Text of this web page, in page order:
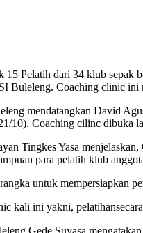
Pelatih dari 34 klub sepak
Buleleng. Coaching clinic
mendatangkan David
10). Coaching cilinc dibuka
Tingkes Yasa
para pelatih klub
untuk mempersiapkan
kali ini yakni,
Gede Suyasa